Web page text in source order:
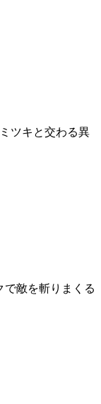
ツキと交わる異
で敵を斬りまくる